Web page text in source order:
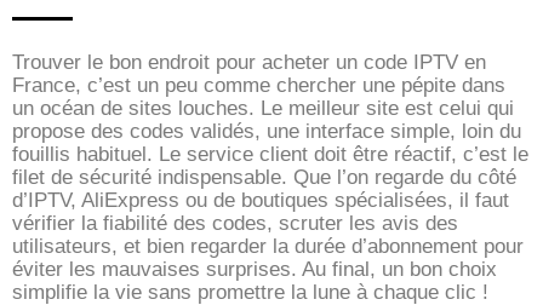
Trouver le bon endroit pour acheter un code IPTV en
France, c’est un peu comme chercher une pépite dans
un océan de sites louches. Le meilleur site est celui qui
propose des codes validés, une interface simple, loin du
fouillis habituel. Le service client doit être réactif, c’est le
filet de sécurité indispensable. Que l’on regarde du côté
d’IPTV, AliExpress ou de boutiques spécialisées, il faut
vérifier la fiabilité des codes, scruter les avis des
utilisateurs, et bien regarder la durée d’abonnement pour
éviter les mauvaises surprises. Au final, un bon choix
simplifie la vie sans promettre la lune à chaque clic !